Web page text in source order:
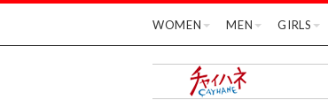
WOMEN MEN GIRLS